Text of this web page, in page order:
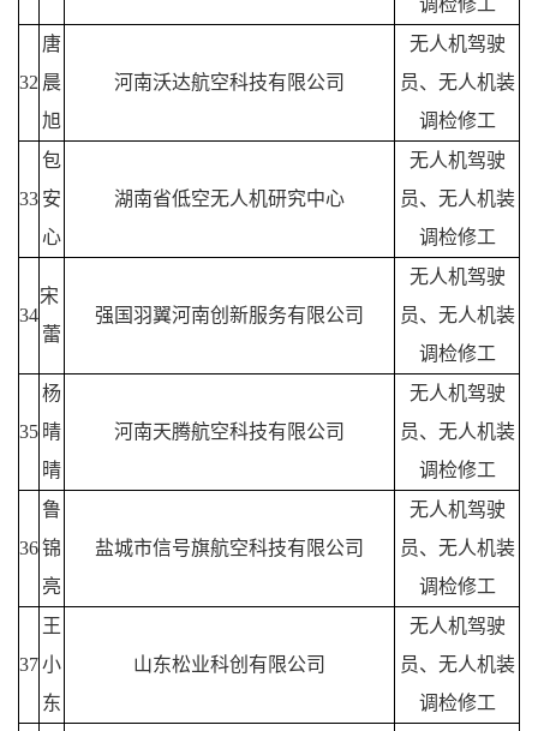
调检修工
32
唐
晨
旭
河南沃达航空科技有限公司
无人机驾驶
员、无人机装
调检修工
33
包
安
心
湖南省低空无人机研究中心
无人机驾驶
员、无人机装
调检修工
34
宋
蕾
强国羽翼河南创新服务有限公司
无人机驾驶
员、无人机装
调检修工
35
杨
晴
晴
河南天腾航空科技有限公司
无人机驾驶
员、无人机装
调检修工
36
鲁
锦
亮
盐城市信号旗航空科技有限公司
无人机驾驶
员、无人机装
调检修工
37
王
小
东
山东松业科创有限公司
无人机驾驶
员、无人机装
调检修工